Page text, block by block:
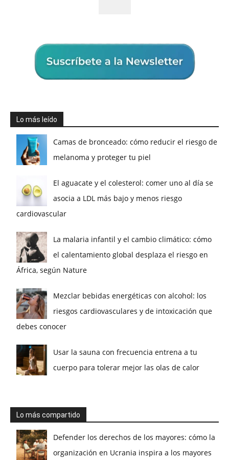
Lo más leído
Camas de bronceado: cómo reducir el riesgo de
melanoma y proteger tu piel
El aguacate y el colesterol: comer uno al día se
asocia a LDL más bajo y menos riesgo
cardiovascular
La malaria infantil y el cambio climático: cómo
el calentamiento global desplaza el riesgo en
África, según Nature
Mezclar bebidas energéticas con alcohol: los
riesgos cardiovasculares y de intoxicación que
debes conocer
Usar la sauna con frecuencia entrena a tu
cuerpo para tolerar mejor las olas de calor
Lo más compartido
Defender los derechos de los mayores: cómo la
organización en Ucrania inspira a los mayores